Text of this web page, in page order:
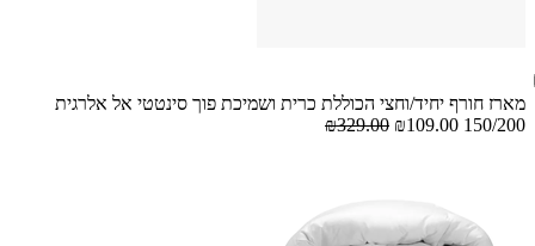
מארז חורף יחיד/וחצי הכוללת כרית ושמיכת פוך סינטטי אל אלרגית
150/200
₪109.00
₪329.00